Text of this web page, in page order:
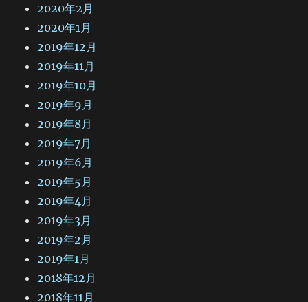
2020年2月
2020年1月
2019年12月
2019年11月
2019年10月
2019年9月
2019年8月
2019年7月
2019年6月
2019年5月
2019年4月
2019年3月
2019年2月
2019年1月
2018年12月
2018年11月